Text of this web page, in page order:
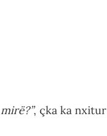
, çka ka nxitur